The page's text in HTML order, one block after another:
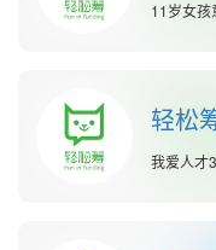
轻松
我爱人才